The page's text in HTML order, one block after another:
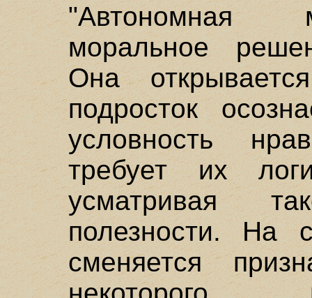
"Автономная
моральное
Она
подросток
условность
требует их
усматривая
полезности. На
сменяется